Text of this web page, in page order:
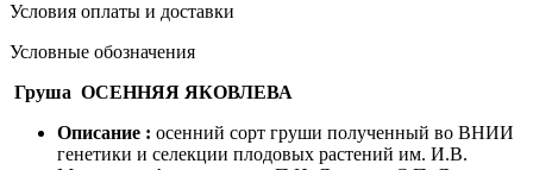
Условия оплаты и доставки
Условные обозначения
Груша ОСЕННЯЯ ЯКОВЛЕВА
Описание : осенний сорт груши полученный во ВНИИ
генетики и селекции плодовых растений им. И.В.